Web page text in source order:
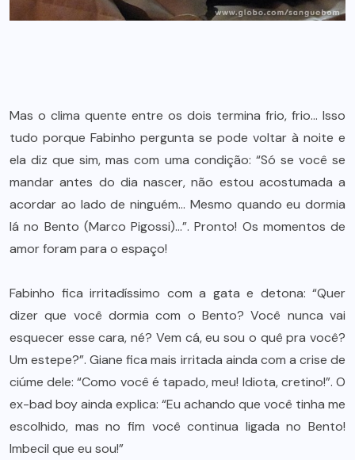
Mas o clima quente entre os dois termina frio, frio… Isso
tudo porque Fabinho pergunta se pode voltar à noite e
ela diz que sim, mas com uma condição: “Só se você se
mandar antes do dia nascer, não estou acostumada a
acordar ao lado de ninguém… Mesmo quando eu dormia
lá no Bento (Marco Pigossi)…”. Pronto! Os momentos de
amor foram para o espaço!
Fabinho fica irritadíssimo com a gata e detona: “Quer
dizer que você dormia com o Bento? Você nunca vai
esquecer esse cara, né? Vem cá, eu sou o quê pra você?
Um estepe?”. Giane fica mais irritada ainda com a crise de
ciúme dele: “Como você é tapado, meu! Idiota, cretino!”. O
ex-bad boy ainda explica: “Eu achando que você tinha me
escolhido, mas no fim você continua ligada no Bento!
Imbecil que eu sou!”